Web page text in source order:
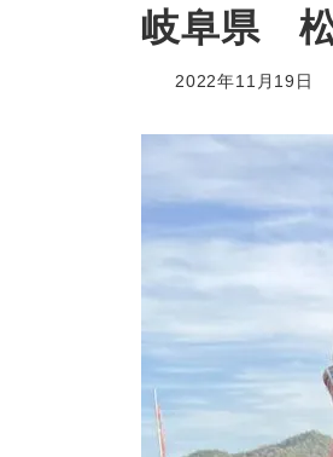
岐阜県
2022年11月19日